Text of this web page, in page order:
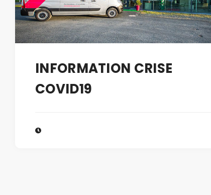
INFORMATION CRISE
COVID19